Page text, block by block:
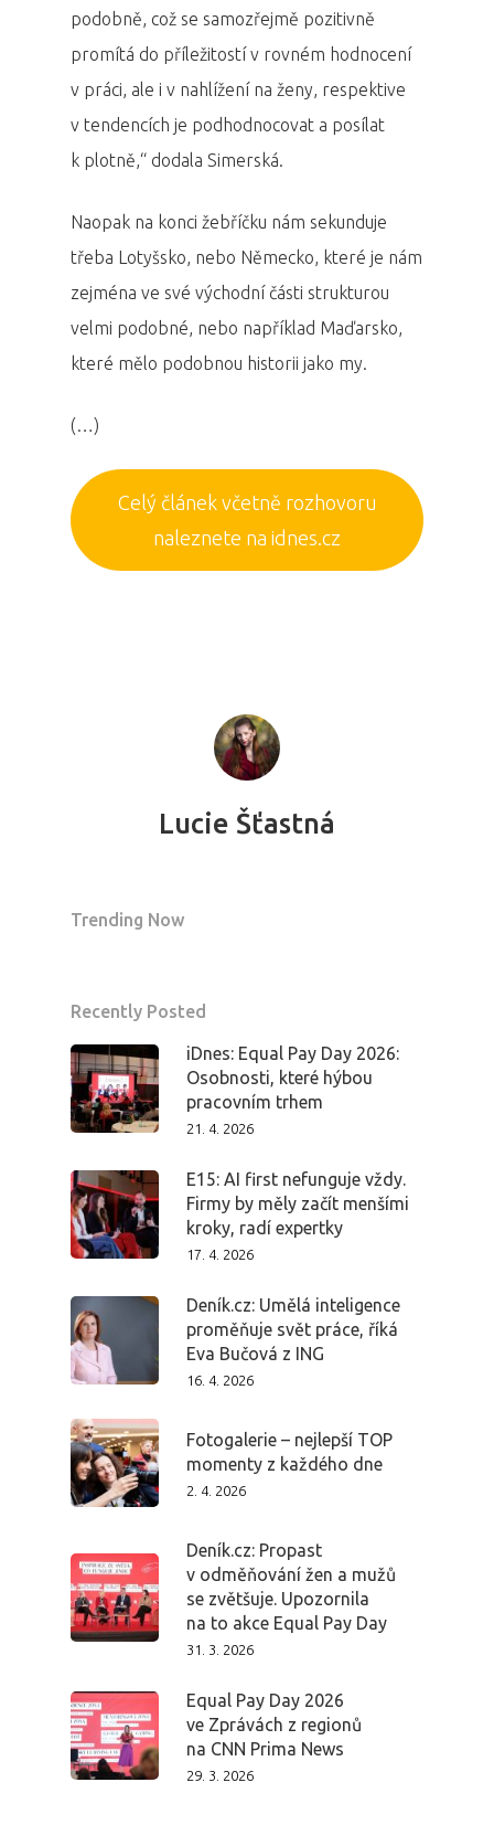
podobně, což se samozřejmě pozitivně
promítá do příležitostí v rovném hodnocení
v práci, ale i v nahlížení na ženy, respektive
v tendencích je podhodnocovat a posílat
k plotně,“ dodala Simerská.
Naopak na konci žebříčku nám sekunduje
třeba Lotyšsko, nebo Německo, které je nám
zejména ve své východní části strukturou
velmi podobné, nebo například Maďarsko,
které mělo podobnou historii jako my.
(…)
Celý článek včetně rozhovoru
naleznete na idnes.cz
Lucie Šťastná
Trending Now
Recently Posted
iDnes: Equal Pay Day 2026:
Osobnosti, které hýbou
pracovním trhem
21. 4. 2026
E15: AI first nefunguje vždy.
Firmy by měly začít menšími
kroky, radí expertky
17. 4. 2026
Deník.cz: Umělá inteligence
proměňuje svět práce, říká
Eva Bučová z ING
16. 4. 2026
Fotogalerie – nejlepší TOP
momenty z každého dne
2. 4. 2026
Deník.cz: Propast
v odměňování žen a mužů
se zvětšuje. Upozornila
na to akce Equal Pay Day
31. 3. 2026
Equal Pay Day 2026
ve Zprávách z regionů
na CNN Prima News
29. 3. 2026